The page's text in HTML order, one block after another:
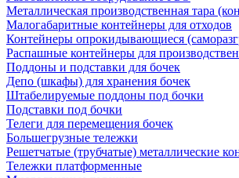
Металлическая производственная тара
Малогабаритные контейнеры для отходов
Контейнеры опрокидывающиеся
Распашные контейнеры для
Поддоны и подставки для бочек
Депо (шкафы) для хранения бочек
Штабелируемые поддоны под бочки
Подставки под бочки
Телеги для перемещения бочек
Большегрузные тележки
Решетчатые (трубчатые) металлические
Тележки платформенные